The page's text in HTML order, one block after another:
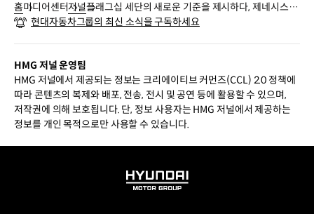
홈미디어센터저널플래그십 세단의 새로운 기준을 제시하다, 제네시스 G
90 뒷좌석 시승기
현대자동차그룹의 최신 소식을 구독하세요
HMG 저널 운영팀
HMG 저널에서 제공되는 정보는 크리에이티브 커먼즈(CCL) 2.0 정책에
따라 콘텐츠의 복제와 배포, 전송, 전시 및 공연 등에 활용할 수 있으며,
저작권에 의해 보호됩니다. 단, 정보 사용자는 HMG 저널에서 제공하는
정보를 개인 목적으로만 사용할 수 있습니다.
HYUNDAI